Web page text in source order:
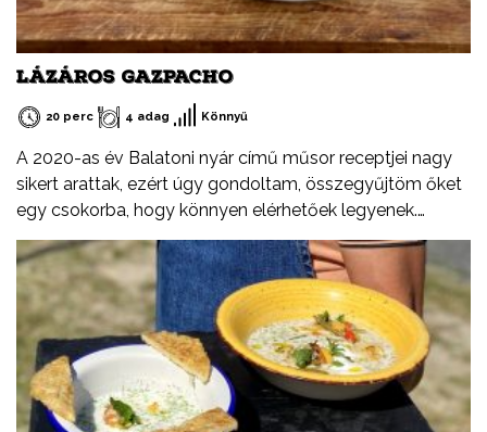
LÁZÁROS GAZPACHO
20 perc 4 adag Könnyű
A 2020-as év Balatoni nyár című műsor receptjei nagy
sikert arattak, ezért úgy gondoltam, összegyűjtöm őket
egy csokorba, hogy könnyen elérhetőek legyenek.
Ezeket a recepteket nem csak nyáron, hanem az év
minden időszakában elkészítheted, mint ahogy a
Balatont is egész évben látogathatod! Jó főzést, és jó
étvágyát kívánok!